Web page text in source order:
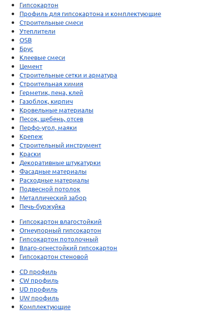
Гипсокартон
Профиль для гипсокартона и комплектующие
Строительные смеси
Утеплители
OSB
Брус
Клеевые смеси
Цемент
Строительные сетки и арматура
Строительная химия
Герметик, пена, клей
Газоблок, кирпич
Кровельные материалы
Песок, щебень, отсев
Перфо-угол, маяки
Крепеж
Строительный инструмент
Краски
Декоративные штукатурки
Фасадные материалы
Расходные материалы
Подвесной потолок
Металлический забор
Печь-буржуйка
Гипсокартон влагостойкий
Огнеупорный гипсокартон
Гипсокартон потолочный
Влаго-огнестойкий гипсокартон
Гипсокартон стеновой
CD профиль
CW профиль
UD профиль
UW профиль
Комплектующие